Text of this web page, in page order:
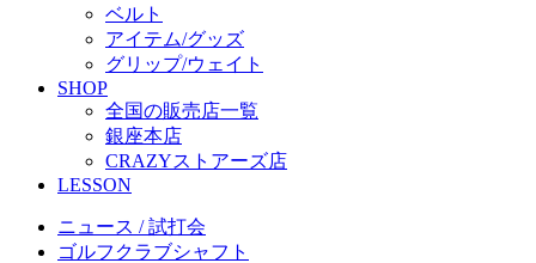
ベルト
アイテム/グッズ
グリップ/ウェイト
SHOP
全国の販売店一覧
銀座本店
CRAZYストアーズ店
LESSON
ニュース / 試打会
ゴルフクラブシャフト